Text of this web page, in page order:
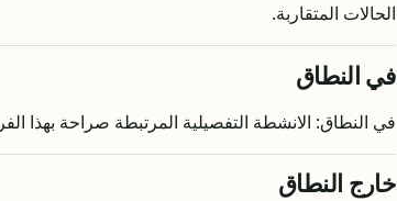
الحالات المتقاربة.
في النطاق
في النطاق: الانشطة التفصيلية المرتبطة صراحة بهذا
خارج النطاق